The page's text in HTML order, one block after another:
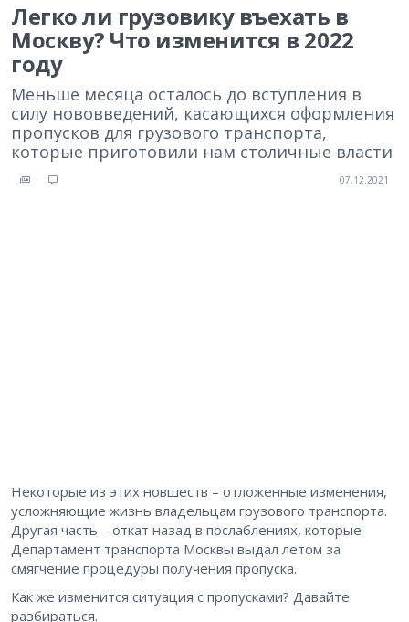
Легко ли грузовику въехать в
Москву? Что изменится в 2022
году
Меньше месяца осталось до вступления в
силу нововведений, касающихся оформления
пропусков для грузового транспорта,
которые приготовили нам столичные власти
07.12.2021
Некоторые из этих новшеств – отложенные изменения,
усложняющие жизнь владельцам грузового транспорта.
Другая часть – откат назад в послаблениях, которые
Департамент транспорта Москвы выдал летом за
смягчение процедуры получения пропуска.
Как же изменится ситуация с пропусками? Давайте
разбираться.